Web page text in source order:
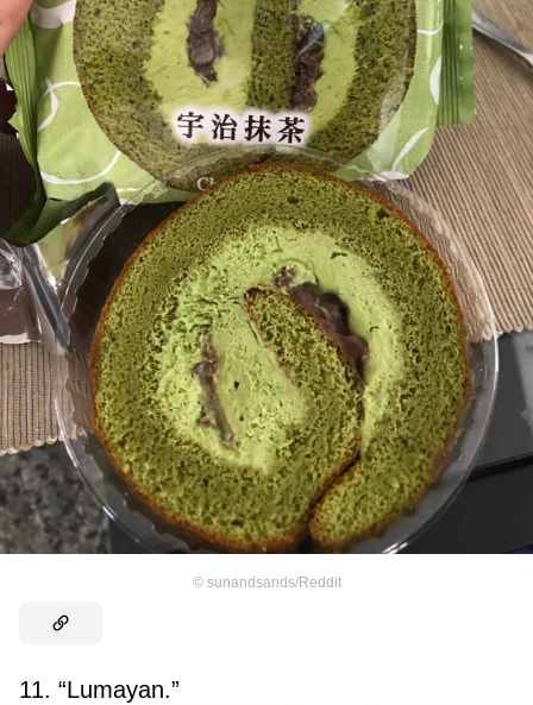
© sunandsands/Reddit
11. “Lumayan.”